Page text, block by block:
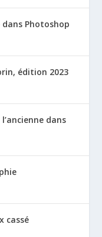
dans Photoshop
édition 2023
dans
cassé